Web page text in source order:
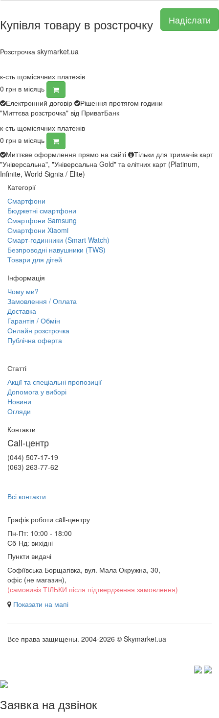
Надіслати
Купівля товару в розстрочку
Розстрочка skymarket.ua
к-сть щомісячних платежів
0 грн в місяць
Електронний договір
Рішення протягом години
"Миттєва розстрочка" від ПриватБанк
к-сть щомісячних платежів
0 грн в місяць
Миттєве оформлення прямо на сайті
Тільки для тримачів карт
"Універсальна", "Універсальна Gold" та елітних карт (Platinum,
Infinite, World Signia / Elite)
Категорії
Смартфони
Бюджетні смартфони
Смартфони Samsung
Смартфони Xiaomi
Смарт-годинники (Smart Watch)
Безпроводні навушники (TWS)
Товари для дітей
Інформація
Чому ми?
Замовлення / Оплата
Доставка
Гарантія / Обмін
Онлайн розстрочка
Публічна оферта
Статті
Акції та спеціальні пропозиції
Допомога у виборі
Новини
Огляди
Контакти
Call-центр
(044) 507-17-19
(063) 263-77-62
Всі контакти
Графік роботи сall-центру
Пн-Пт: 10:00 - 18:00
Сб-Нд: вихідні
Пункти видачі
Софіївська Борщагівка, вул. Мала Окружна, 30,
офіс (не магазин),
(самовивіз ТІЛЬКИ після підтвердження замовлення)
Показати на мапі
Все права защищены. 2004-2026 © Skymarket.ua
Заявка на дзвінок